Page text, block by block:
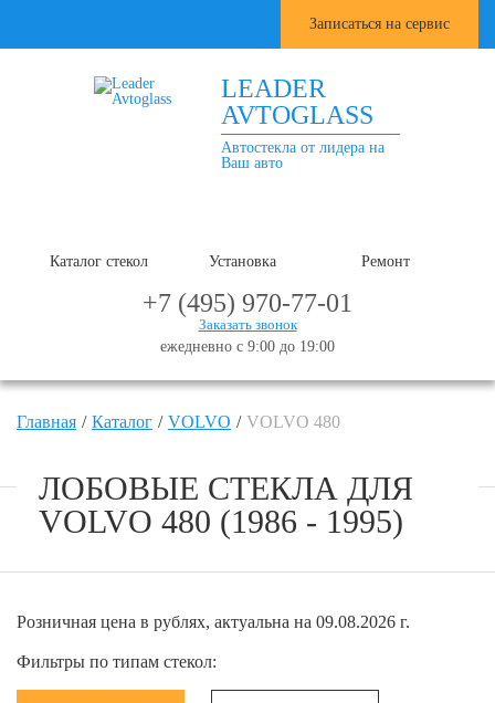
Записаться на сервис
LEADER
AVTOGLASS
Автостекла от лидера на
Ваш авто
Каталог стекол Установка Ремонт
+7 (495) 970-77-01
Заказать звонок
ежедневно с 9:00 до 19:00
Главная Каталог VOLVO VOLVO 480
ЛОБОВЫЕ СТЕКЛА ДЛЯ
VOLVO 480 (1986 - 1995)
Розничная цена в рублях, актуальна на 09.08.2026 г.
Фильтры по типам стекол: